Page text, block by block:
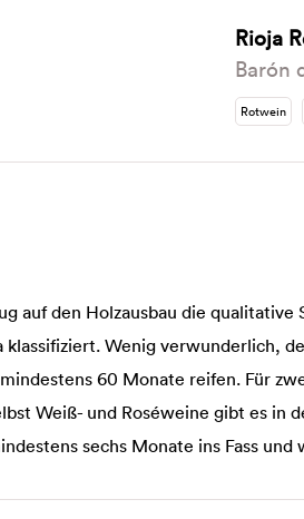
Rioja
Barón
Rotwein
auf den Holzausbau die
klassifiziert. Wenig verwunderlich,
60 Monate reifen. Für
Weiß- und Roséweine gibt es in
sechs Monate ins Fass